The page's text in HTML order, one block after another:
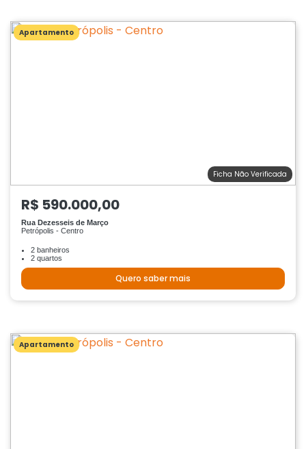
Apartamento
Ficha Não Verificada
R$ 590.000,00
Rua Dezesseis de Março
Petrópolis - Centro
2 banheiros
2 quartos
Quero saber mais
Apartamento